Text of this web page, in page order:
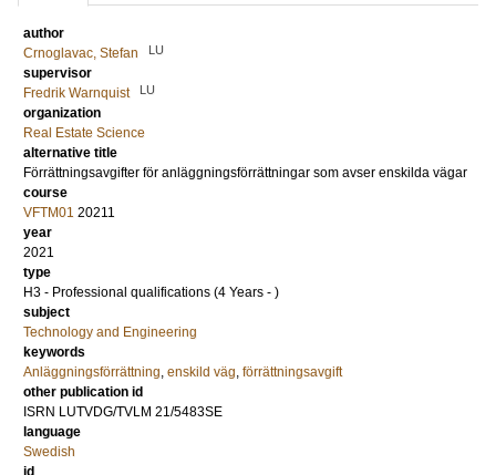
author
Crnoglavac, Stefan
LU
supervisor
Fredrik Warnquist
LU
organization
Real Estate Science
alternative title
Förrättningsavgifter för anläggningsförrättningar som avser enskilda vägar
course
VFTM01 20211
year
2021
type
H3 - Professional qualifications (4 Years - )
subject
Technology and Engineering
keywords
Anläggningsförrättning enskild väg förrättningsavgift
other publication id
ISRN LUTVDG/TVLM 21/5483SE
language
Swedish
id